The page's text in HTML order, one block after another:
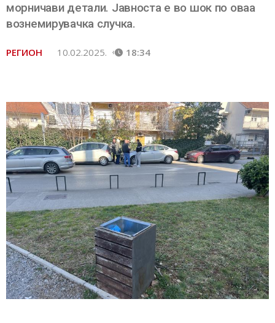
морничави детали. Јавноста е во шок по оваа
вознемирувачка случка.
РЕГИОН 10.02.2025. 18:34